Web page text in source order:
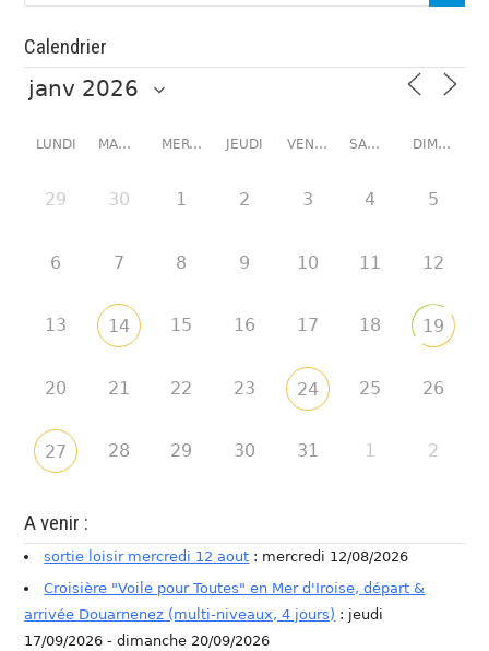
Calendrier
LUNDI MARDI MERCREDI JEUDI VENDREDI SAMEDI DIMANCHE
29 30 1 2 3 4 5
6 7 8 9 10 11 12
13 14 15 16 17 18 19
20 21 22 23 24 25 26
27 28 29 30 31 1 2
A venir :
sortie loisir mercredi 12 aout : mercredi 12/08/2026
Croisière "Voile pour Toutes" en Mer d'Iroise, départ &
arrivée Douarnenez (multi-niveaux, 4 jours) : jeudi
17/09/2026 - dimanche 20/09/2026